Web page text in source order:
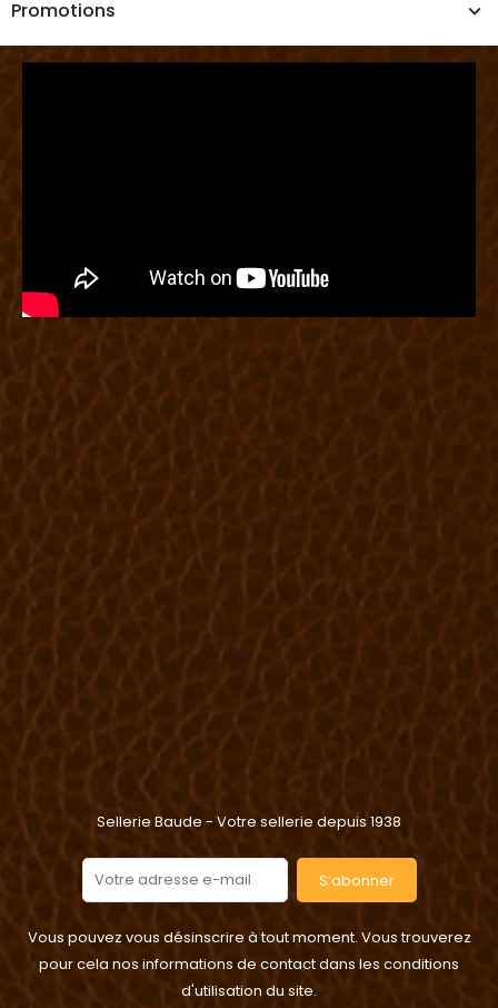
Promotions
Sellerie Baude - Votre sellerie depuis 1938
S’abonner
Vous pouvez vous désinscrire à tout moment. Vous trouverez
pour cela nos informations de contact dans les conditions
d'utilisation du site.